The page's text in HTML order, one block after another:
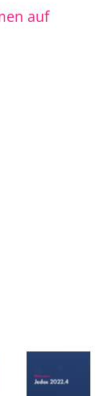
auf